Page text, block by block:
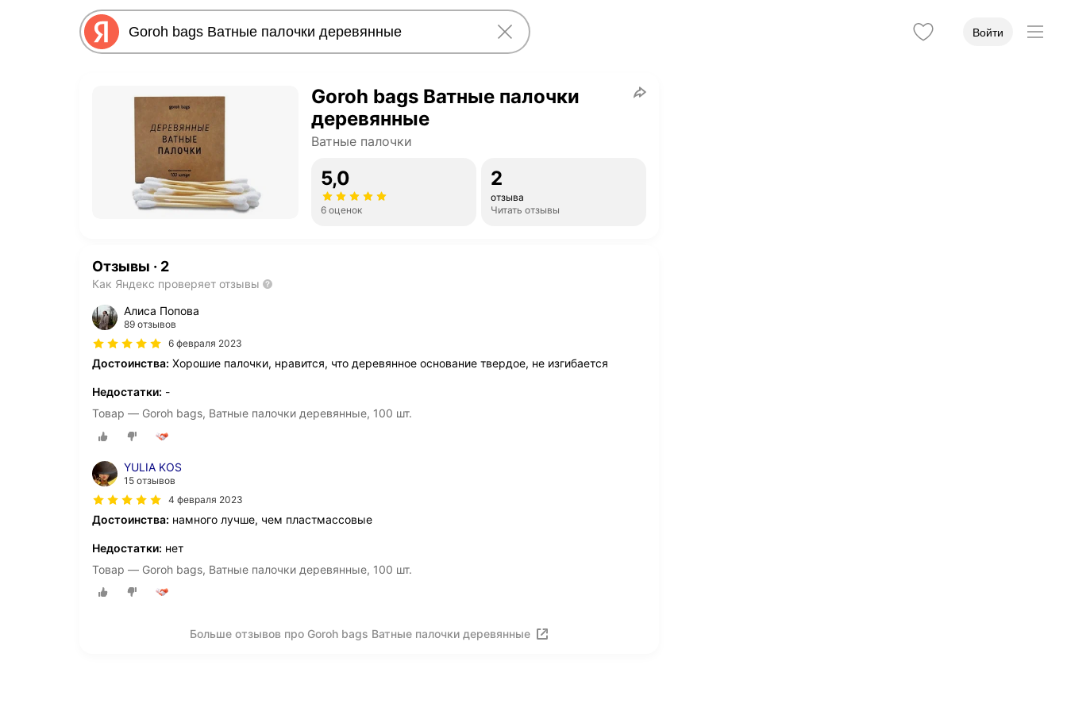
Войти
Goroh bags Ватные палочки
деревянные
Ватные палочки
5,0
6 оценок
2
отзыва
Читать отзывы
Отзывы · 2
Как Яндекс проверяет отзывы
Алиса Попова
89 отзывов
6 февраля 2023
Достоинства: Хорошие палочки, нравится, что деревянное основание твердое, не изгибается
Недостатки: -
Товар — Goroh bags, Ватные палочки деревянные, 100 шт.
YULIA KOS
15 отзывов
4 февраля 2023
Достоинства: намного лучше, чем пластмассовые
Недостатки: нет
Товар — Goroh bags, Ватные палочки деревянные, 100 шт.
Больше отзывов про Goroh bags Ватные палочки деревянные